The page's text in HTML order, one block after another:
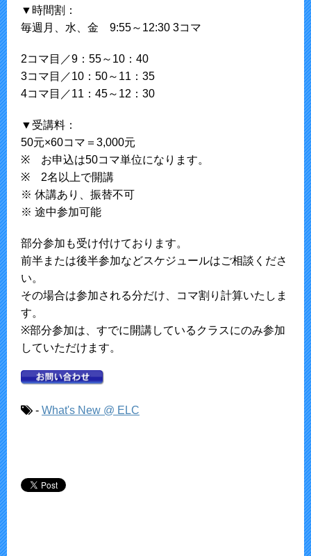
▼時間割：
毎週月、水、金 9:55～12:30 3コマ
2コマ目／9：55～10：40
3コマ目／10：50～11：35
4コマ目／11：45～12：30
▼受講料：
50元×60コマ＝3,000元
※ お申込は50コマ単位になります。
※ 2名以上で開講
※ 休講あり、振替不可
※ 途中参加可能
部分参加も受け付けております。
前半または後半参加などスケジュールはご相談くださ
い。
その場合は参加される分だけ、コマ割り計算いたしま
す。
※部分参加は、すでに開講しているクラスにのみ参加
していただけます。
- What's New @ ELC